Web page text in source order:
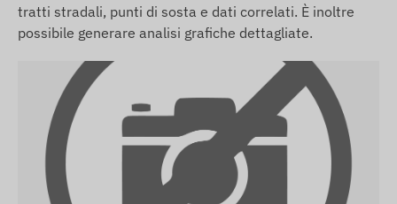
Visualizza descrizione completa
tratti stradali, punti di sosta e dati correlati. È inoltre
possibile generare analisi grafiche dettagliate.